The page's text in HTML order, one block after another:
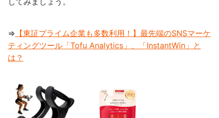
⇒ 【東証プライム企業も多数利用！】最先端のSNSマーケ
ティングツール「Tofu Analytics」、「InstantWin」と
は？